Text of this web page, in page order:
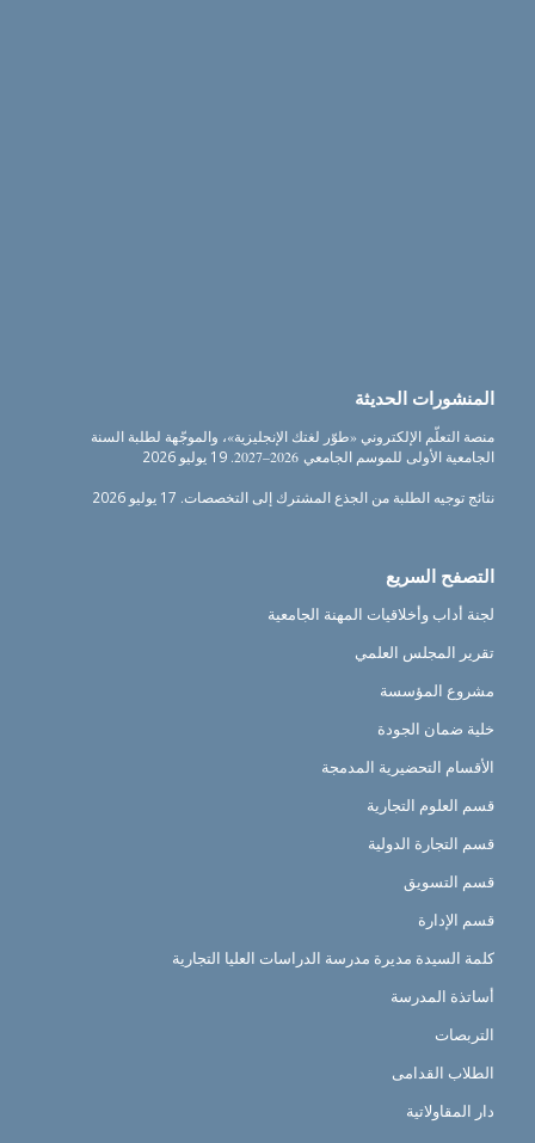
المنشورات الحديثة
منصة التعلّم الإلكتروني «طوّر لغتك الإنجليزية»، والموجّهة لطلبة السنة
الجامعية الأولى للموسم الجامعي 2026–2027.
19 يوليو 2026
نتائج توجيه الطلبة من الجذع المشترك إلى التخصصات. 17 يوليو 2026
التصفح السريع
لجنة أداب وأخلاقيات المهنة الجامعية
تقرير المجلس العلمي
مشروع المؤسسة
خلية ضمان الجودة
الأقسام التحضيرية المدمجة
قسم العلوم التجارية
قسم التجارة الدولية
قسم التسويق
قسم الإدارة
كلمة السيدة مديرة مدرسة الدراسات العليا التجارية
أساتذة المدرسة
التربصات
الطلاب القدامى
دار المقاولاتية